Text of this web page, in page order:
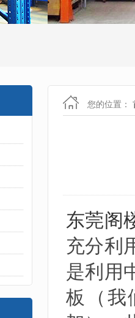
您的位置：
东莞阁
充分利
是利用
板（我